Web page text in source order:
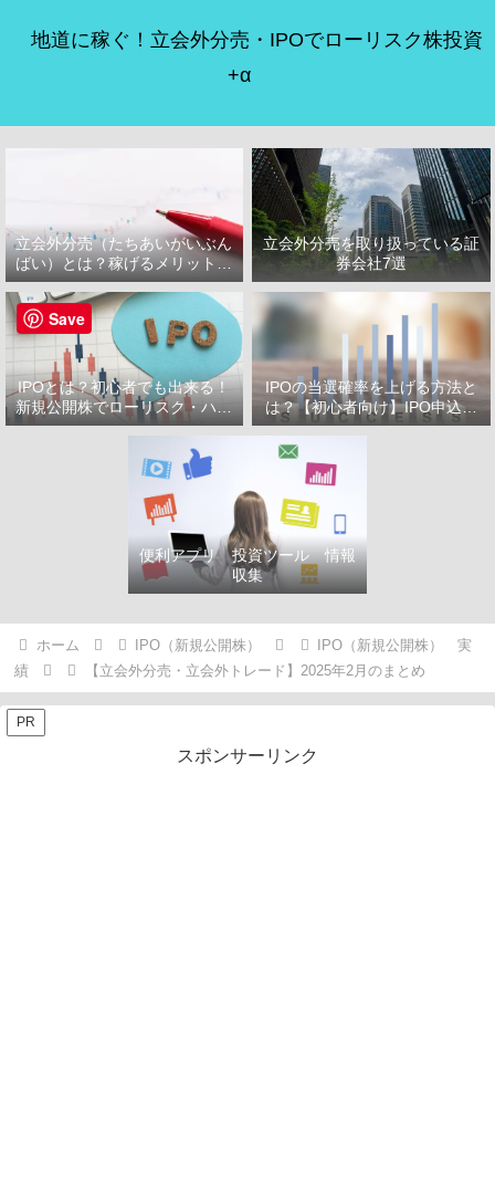
地道に稼ぐ！立会外分売・IPOでローリスク株投資
+α
立会外分売（たちあいがいぶん
ばい）とは？稼げるメリット・
デメリット
立会外分売を取り扱っている証
券会社7選
IPOとは？初心者でも出来る！
新規公開株でローリスク・ハイ
リターン投資をはじめよう！
IPOの当選確率を上げる方法と
は？【初心者向け】IPO申込で
選ぶべき証券会社
便利アプリ 投資ツール 情報
収集
ホーム IPO（新規公開株）
IPO（新規公開株） 実
績
【立会外分売・立会外トレード】2025年2月のまとめ
PR
スポンサーリンク
Save